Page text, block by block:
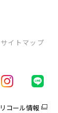
サイトマップ
リコール情報